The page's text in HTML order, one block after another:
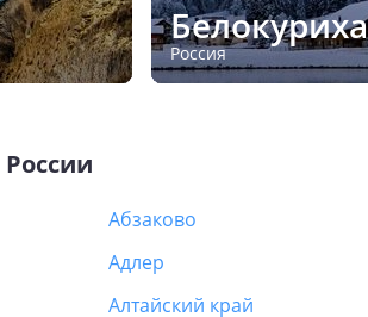
Белокуриха
Россия
России
Абзаково
Адлер
Алтайский край